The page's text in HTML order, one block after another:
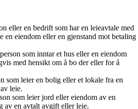
eller en bedrift som har en leieavtale med
en eiendom eller en gjenstand mot betaling
som inntar et hus eller en eiendom
med hensikt om å bo der eller for å
som leier en bolig eller et lokale fra en
leie.
som leier jord eller eiendom av en
av en avtalt avgift eller leie.